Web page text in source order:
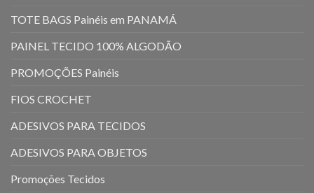
TOTE BAGS Painéis em PANAMÁ
PAINEL TECIDO 100% ALGODÃO
PROMOÇÕES Painéis
FIOS CROCHET
ADESIVOS PARA TECIDOS
ADESIVOS PARA OBJETOS
Promoções Tecidos